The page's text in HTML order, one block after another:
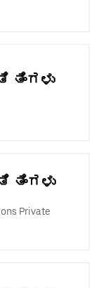
ತಿಂಗಳು
ತಿಂಗಳು
Private